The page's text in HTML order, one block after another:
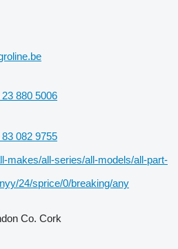
880 5006
082 9755
makes/all-series/all-models/all-part-
24/sprice/0/breaking/any
Co. Cork